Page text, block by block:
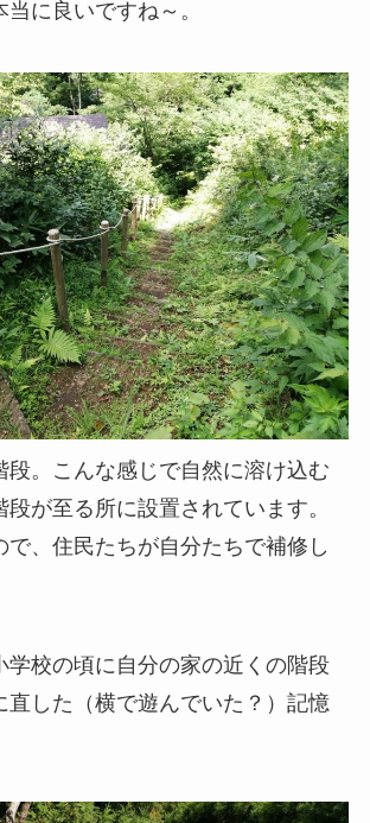
に良いですね～。
段。こんな感じで自然に溶け込む
段が至る所に設置されています。
で、住民たちが自分たちで補修し
学校の頃に自分の家の近くの階段
直した（横で遊んでいた？）記憶